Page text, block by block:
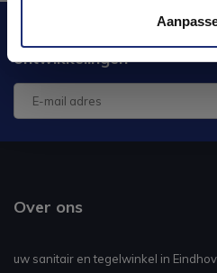
Blijf op de hoogte van het
ontwikkelingen
Over ons
uw sanitair en tegelwinkel in